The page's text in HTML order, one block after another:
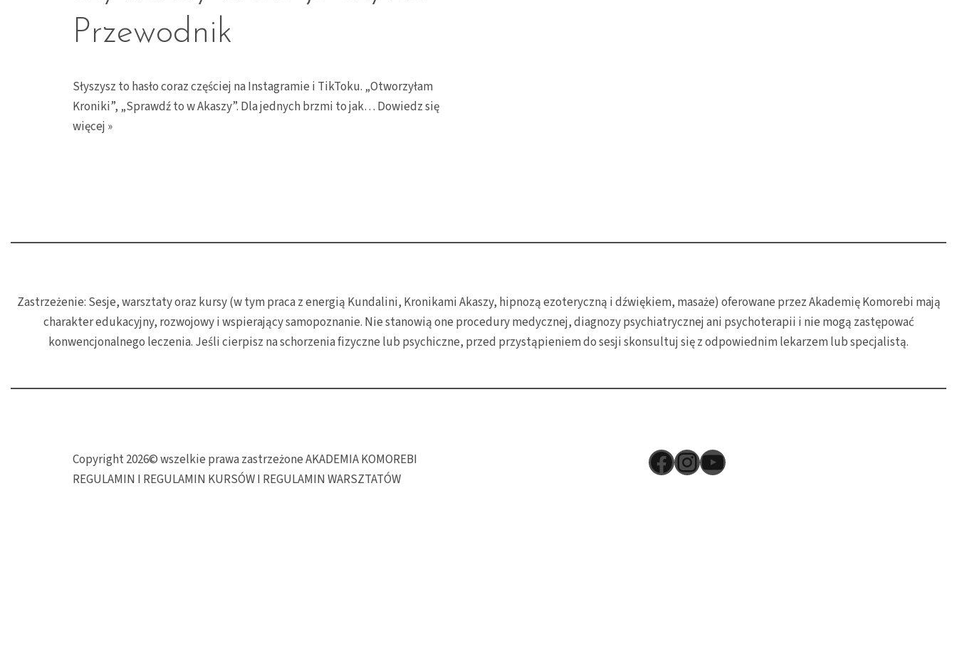
Przewodnik
Słyszysz to hasło coraz częściej na Instagramie i TikToku. „Otworzyłam
Kroniki”, „Sprawdź to w Akaszy”. Dla jednych brzmi to jak… Dowiedz się
więcej »
Zastrzeżenie: Sesje, warsztaty oraz kursy (w tym praca z energią Kundalini, Kronikami Akaszy, hipnozą ezoteryczną i dźwiękiem, masaże) oferowane przez Akademię Komorebi mają
charakter edukacyjny, rozwojowy i wspierający samopoznanie. Nie stanowią one procedury medycznej, diagnozy psychiatrycznej ani psychoterapii i nie mogą zastępować
konwencjonalnego leczenia. Jeśli cierpisz na schorzenia fizyczne lub psychiczne, przed przystąpieniem do sesji skonsultuj się z odpowiednim lekarzem lub specjalistą.
Copyright 2026© wszelkie prawa zastrzeżone AKADEMIA KOMOREBI
REGULAMIN I REGULAMIN KURSÓW I REGULAMIN WARSZTATÓW